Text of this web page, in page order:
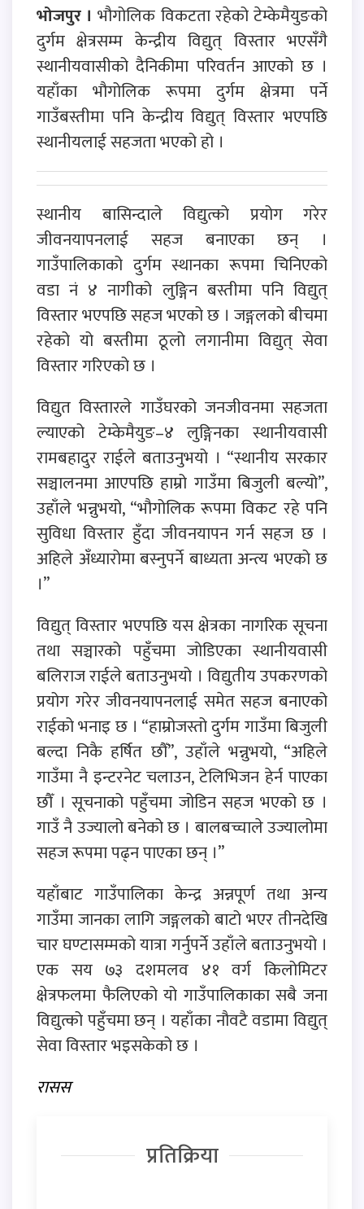
भोजपुर । भौगोलिक विकटता रहेको टेम्केमैयुङको
दुर्गम क्षेत्रसम्म केन्द्रीय विद्युत् विस्तार भएसँगै
स्थानीयवासीको दैनिकीमा परिवर्तन आएको छ ।
यहाँका भौगोलिक रूपमा दुर्गम क्षेत्रमा पर्ने
गाउँबस्तीमा पनि केन्द्रीय विद्युत् विस्तार भएपछि
स्थानीयलाई सहजता भएको हो ।
स्थानीय बासिन्दाले विद्युत्को प्रयोग गरेर
जीवनयापनलाई सहज बनाएका छन् ।
गाउँपालिकाको दुर्गम स्थानका रूपमा चिनिएको
वडा नं ४ नागीको लुङ्गिन बस्तीमा पनि विद्युत्
विस्तार भएपछि सहज भएको छ । जङ्गलको बीचमा
रहेको यो बस्तीमा ठूलो लगानीमा विद्युत् सेवा
विस्तार गरिएको छ ।
विद्युत विस्तारले गाउँघरको जनजीवनमा सहजता
ल्याएको टेम्केमैयुङ–४ लुङ्गिनका स्थानीयवासी
रामबहादुर राईले बताउनुभयो । “स्थानीय सरकार
सञ्चालनमा आएपछि हाम्रो गाउँमा बिजुली बल्यो”,
उहाँले भन्नुभयो, “भौगोलिक रूपमा विकट रहे पनि
सुविधा विस्तार हुँदा जीवनयापन गर्न सहज छ ।
अहिले अँध्यारोमा बस्नुपर्ने बाध्यता अन्त्य भएको छ
।”
विद्युत् विस्तार भएपछि यस क्षेत्रका नागरिक सूचना
तथा सञ्चारको पहुँचमा जोडिएका स्थानीयवासी
बलिराज राईले बताउनुभयो । विद्युतीय उपकरणको
प्रयोग गरेर जीवनयापनलाई समेत सहज बनाएको
राईको भनाइ छ । “हाम्रोजस्तो दुर्गम गाउँमा बिजुली
बल्दा निकै हर्षित छौँ”, उहाँले भन्नुभयो, “अहिले
गाउँमा नै इन्टरनेट चलाउन, टेलिभिजन हेर्न पाएका
छौँ । सूचनाको पहुँचमा जोडिन सहज भएको छ ।
गाउँ नै उज्यालो बनेको छ । बालबच्चाले उज्यालोमा
सहज रूपमा पढ्न पाएका छन् ।”
यहाँबाट गाउँपालिका केन्द्र अन्नपूर्ण तथा अन्य
गाउँमा जानका लागि जङ्गलको बाटो भएर तीनदेखि
चार घण्टासम्मको यात्रा गर्नुपर्ने उहाँले बताउनुभयो ।
एक सय ७३ दशमलव ४१ वर्ग किलोमिटर
क्षेत्रफलमा फैलिएको यो गाउँपालिकाका सबै जना
विद्युत्को पहुँचमा छन् । यहाँका नौवटै वडामा विद्युत्
सेवा विस्तार भइसकेको छ ।
रासस
प्रतिक्रिया